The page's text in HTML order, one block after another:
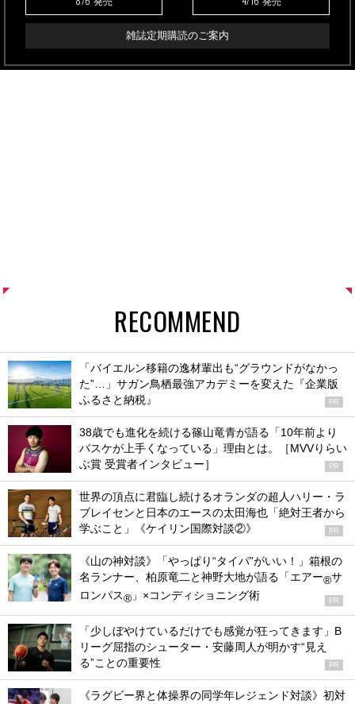
雑誌定期購読のご案内
RECOMMEND
「バイエルン移籍の逸材輩出も“グラウンドがなかっ
た”…」サガン鳥栖最強アカデミーを変えた『企業版
ふるさと納税』
PR
38歳でも進化を続ける篠山竜青が語る「10年前より
バスケが上手くなっている」理由とは。［MVVりらい
ぶ賞 受賞者インタビュー］
PR
世界の頂点に君臨し続けるオランダの超人ハリー・ラ
ブレイセンと日本のエースの太田海也「絶対王者から
学ぶこと」《ケイリン国際対談②》
PR
《山の神対談》「やっぱり“タイパ”がいい！」箱根の
名ランナー、柏原竜二と神野大地が語る「エアー®サ
ロンパス® 」×コンディショニング術 PR
「少しぼやけているだけでも感覚が狂ってきます」B
リーグ屈指のシューター・安藤周人が明かす“見え
る”ことの重要性
PR
《ラグビー界と体操界の同学年レジェンド対談》初対